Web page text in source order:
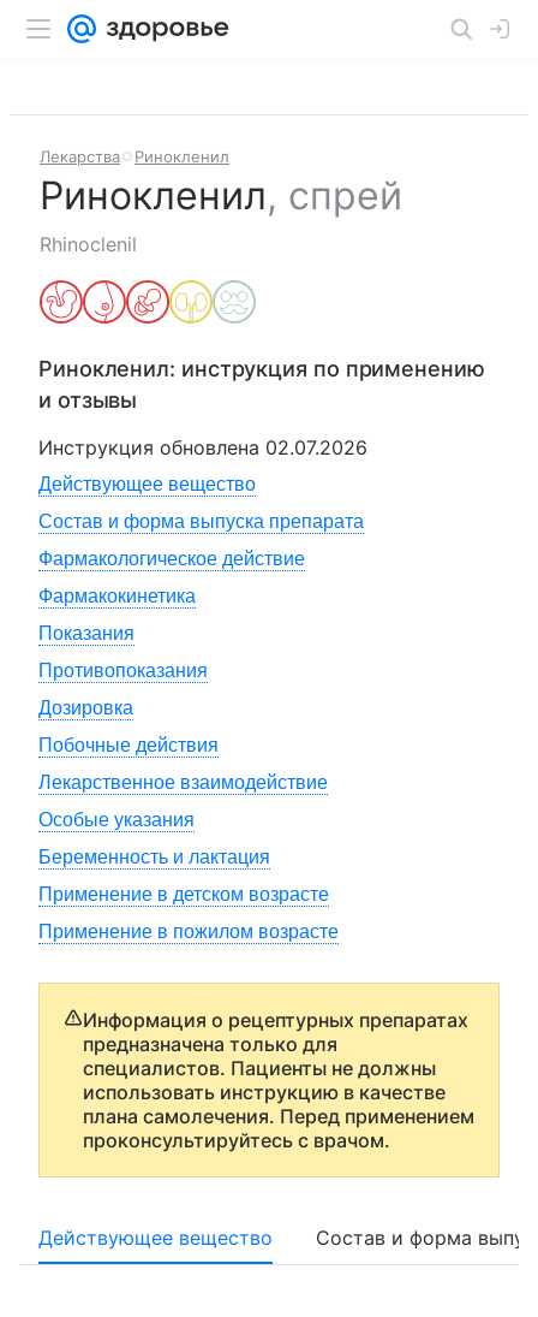
Лекарства Ринокленил
Ринокленил, спрей
Rhinoclenil
Ринокленил: инструкция по применению
и отзывы
Инструкция обновлена 02.07.2026
Действующее вещество
Состав и форма выпуска препарата
Фармакологическое действие
Фармакокинетика
Показания
Противопоказания
Дозировка
Побочные действия
Лекарственное взаимодействие
Особые указания
Беременность и лактация
Применение в детском возрасте
Применение в пожилом возрасте
Информация о рецептурных препаратах
предназначена только для
специалистов. Пациенты не должны
использовать инструкцию в качестве
плана самолечения. Перед применением
проконсультируйтесь с врачом.
Действующее вещество Состав и форма